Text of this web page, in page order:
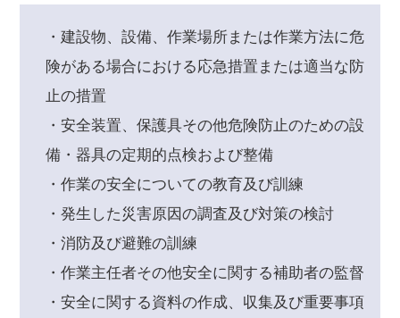
・建設物、設備、作業場所または作業方法に危
険がある場合における応急措置または適当な防
止の措置
・安全装置、保護具その他危険防止のための設
備・器具の定期的点検および整備
・作業の安全についての教育及び訓練
・発生した災害原因の調査及び対策の検討
・消防及び避難の訓練
・作業主任者その他安全に関する補助者の監督
・安全に関する資料の作成、収集及び重要事項